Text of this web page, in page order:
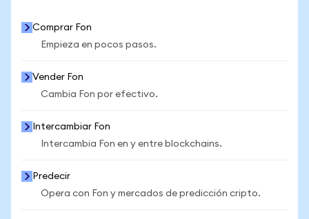
Comprar Fon
Empieza en pocos pasos.
Vender Fon
Cambia Fon por efectivo.
Intercambiar Fon
Intercambia Fon en y entre blockchains.
Predecir
Opera con Fon y mercados de predicción cripto.